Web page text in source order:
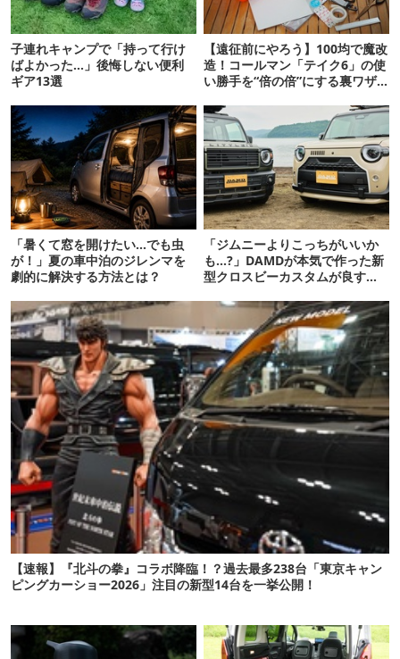
子連れキャンプで「持って行け
ばよかった…」後悔しない便利
ギア13選
【遠征前にやろう】100均で魔改
造！コールマン「テイク6」の使
い勝手を“倍の倍”にする裏ワザ6
「暑くて窓を開けたい…でも虫
が！」夏の車中泊のジレンマを
劇的に解決する方法とは？
「ジムニーよりこっちがいいか
も…?」DAMDが本気で作った新
型クロスビーカスタムが良すぎ
【速報】『北斗の拳』コラボ降臨！？過去最多238台「東京キャン
ピングカーショー2026」注目の新型14台を一挙公開！